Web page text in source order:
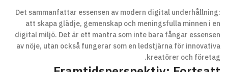
Det sammanfattar essensen av modern digital underhållning:
att skapa glädje, gemenskap och meningsfulla minnen i en
digital miljö. Det är ett mantra som inte bara fångar essensen
av nöje, utan också fungerar som en ledstjärna för innovativa
kreatörer och företag.